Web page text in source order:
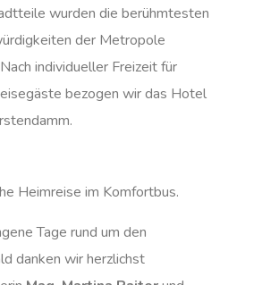
wurden die berühmtesten
der Metropole
individueller Freizeit für
bezogen wir das Hotel
Heimreise im Komfortbus.
Tage rund um den
danken wir herzlichst